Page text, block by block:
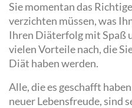
Sie momentan das
verzichten müssen, was
Ihren Diäterfolg mit Spaß
vielen Vorteile nach, die
Diät haben werden.
Alle, die es geschafft
neuer Lebensfreude, sind